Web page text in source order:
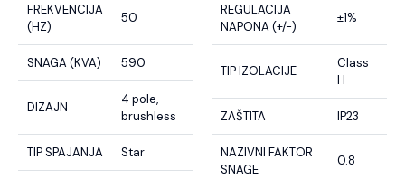
FREKVENCIJA
(HZ)
50
SNAGA (KVA) 590
DIZAJN
4 pole,
brushless
TIP SPAJANJA Star
REGULACIJA
NAPONA (+/-)
±1%
TIP IZOLACIJE
Class
H
ZAŠTITA IP23
NAZIVNI FAKTOR
SNAGE
0.8